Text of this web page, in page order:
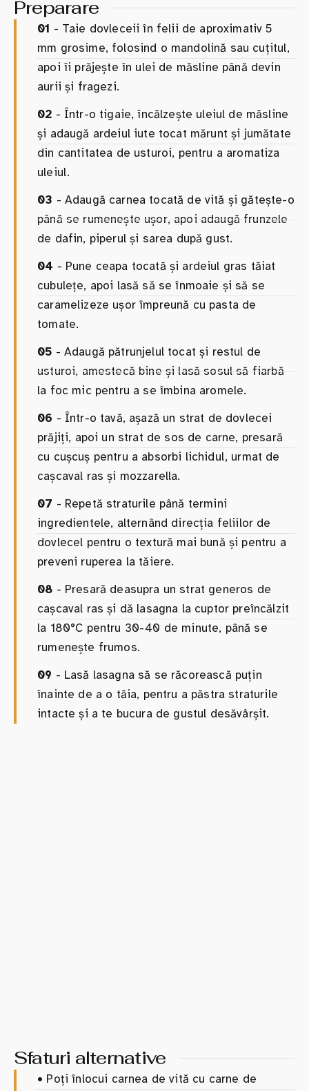
Preparare
01 - Taie dovleceii în felii de aproximativ 5
mm grosime, folosind o mandolină sau cuțitul,
apoi îi prăjește în ulei de măsline până devin
aurii și fragezi.
02 - Într-o tigaie, încălzește uleiul de măsline
și adaugă ardeiul iute tocat mărunt și jumătate
din cantitatea de usturoi, pentru a aromatiza
uleiul.
03 - Adaugă carnea tocată de vită și gătește-o
până se rumenește ușor, apoi adaugă frunzele
de dafin, piperul și sarea după gust.
04 - Pune ceapa tocată și ardeiul gras tăiat
cubulețe, apoi lasă să se înmoaie și să se
caramelizeze ușor împreună cu pasta de
tomate.
05 - Adaugă pătrunjelul tocat și restul de
usturoi, amestecă bine și lasă sosul să fiarbă
la foc mic pentru a se îmbina aromele.
06 - Într-o tavă, așază un strat de dovlecei
prăjiți, apoi un strat de sos de carne, presară
cu cușcuș pentru a absorbi lichidul, urmat de
cașcaval ras și mozzarella.
07 - Repetă straturile până termini
ingredientele, alternând direcția feliilor de
dovlecel pentru o textură mai bună și pentru a
preveni ruperea la tăiere.
08 - Presară deasupra un strat generos de
cașcaval ras și dă lasagna la cuptor preîncălzit
la 180°C pentru 30-40 de minute, până se
rumenește frumos.
09 - Lasă lasagna să se răcorească puțin
înainte de a o tăia, pentru a păstra straturile
intacte și a te bucura de gustul desăvârșit.
Sfaturi alternative
• Poți înlocui carnea de vită cu carne de